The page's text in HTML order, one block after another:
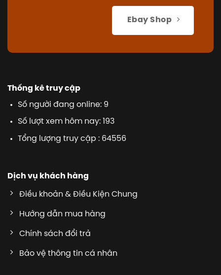
Ebay Shop
Thống kê truy cập
Số người đang online: 9
Số lượt xem hôm nay: 193
Tổng lượng truy cập : 64556
Dịch vụ khách hàng
Điều khoản & Điều Kiện Chung
Hướng dẫn mua hàng
Chính sách đổi trả
Bảo vệ thông tin cá nhân